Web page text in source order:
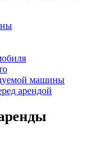
машины
арендой